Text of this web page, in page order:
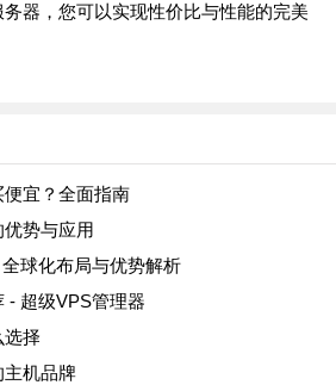
器，您可以实现性价比与性能的完美
宜？全面指南
势与应用
球化布局与优势解析
- 超级VPS管理器
选择
主机品牌